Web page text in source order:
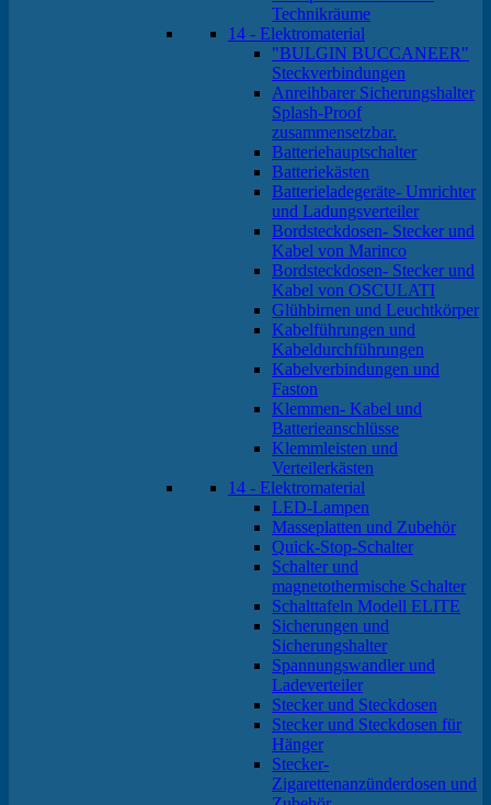
Technikräume
14 - Elektromaterial
"BULGIN BUCCANEER"
Steckverbindungen
Anreihbarer Sicherungshalter
Splash-Proof
zusammensetzbar.
Batteriehauptschalter
Batteriekästen
Batterieladegeräte- Umrichter
und Ladungsverteiler
Bordsteckdosen- Stecker und
Kabel von Marinco
Bordsteckdosen- Stecker und
Kabel von OSCULATI
Glühbirnen und Leuchtkörper
Kabelführungen und
Kabeldurchführungen
Kabelverbindungen und
Faston
Klemmen- Kabel und
Batterieanschlüsse
Klemmleisten und
Verteilerkästen
14 - Elektromaterial
LED-Lampen
Masseplatten und Zubehör
Quick-Stop-Schalter
Schalter und
magnetothermische Schalter
Schalttafeln Modell ELITE
Sicherungen und
Sicherungshalter
Spannungswandler und
Ladeverteiler
Stecker und Steckdosen
Stecker und Steckdosen für
Hänger
Stecker-
Zigarettenanzünderdosen und